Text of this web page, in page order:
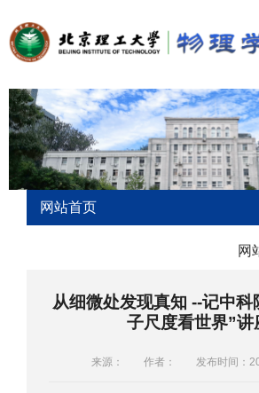
网站首页
网
从细微处发现真知 --记中科
子尺度看世界”讲
来源： 作者： 发布时间：